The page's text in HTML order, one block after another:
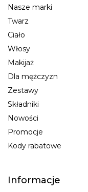
Nasze marki
Twarz
Ciało
Włosy
Makijaż
Dla mężczyzn
Zestawy
Składniki
Nowości
Promocje
Kody rabatowe
Informacje